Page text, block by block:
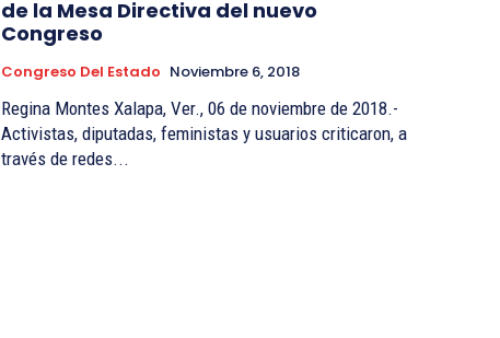
de la Mesa Directiva del nuevo
Congreso
Congreso Del Estado Noviembre 6, 2018
Regina Montes Xalapa, Ver., 06 de noviembre de 2018.-
Activistas, diputadas, feministas y usuarios criticaron, a
través de redes...